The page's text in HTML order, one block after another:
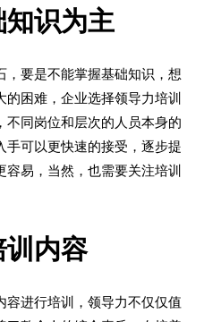
识为主
，要是不能掌握基础知识，想
困难，企业选择领导力培训
不同岗位和层次的人员本身的
手可以更快速的接受，逐步提
易，当然，也需要关注培训
训内容
容进行培训，领导力不仅仅值